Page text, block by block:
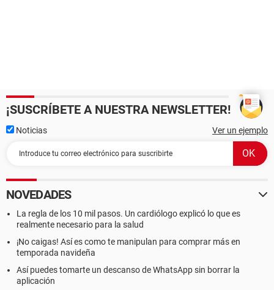
¡SUSCRÍBETE A NUESTRA NEWSLETTER!
Noticias Ver un ejemplo
NOVEDADES
La regla de los 10 mil pasos. Un cardiólogo explicó lo que es
realmente necesario para la salud
¡No caigas! Así es como te manipulan para comprar más en
temporada navideña
Así puedes tomarte un descanso de WhatsApp sin borrar la
aplicación